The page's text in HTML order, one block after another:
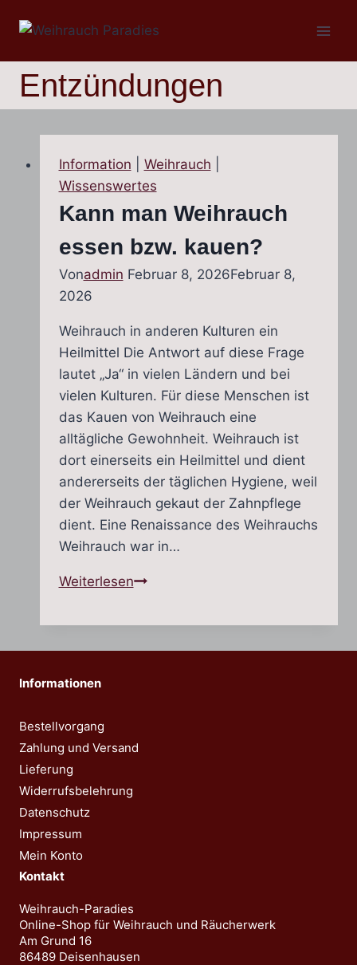
Inhalt
Entzündungen
Information Weihrauch
Wissenswertes
Kann man Weihrauch
essen bzw. kauen?
Vonadmin Februar 8, 2026Februar 8,
2026
Weihrauch in anderen Kulturen ein
Heilmittel Die Antwort auf diese Frage
lautet „Ja“ in vielen Ländern und bei
vielen Kulturen. Für diese Menschen ist
das Kauen von Weihrauch eine
alltägliche Gewohnheit. Weihrauch ist
dort einerseits ein Heilmittel und dient
andererseits der täglichen Hygiene, weil
der Weihrauch gekaut der Zahnpflege
dient. Eine Renaissance des Weihrauchs
Weihrauch war in…
WeiterlesenKann
Weihrauch
Informationen
Bestellvorgang
Zahlung und Versand
Lieferung
Widerrufsbelehrung
Datenschutz
Impressum
Mein Konto
Kontakt
Weihrauch-Paradies
Online-Shop für Weihrauch und Räucherwerk
Am Grund 16
86489 Deisenhausen